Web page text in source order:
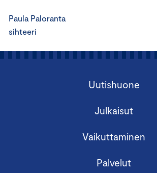
Paula Paloranta
sihteeri
Uutishuone
Julkaisut
Vaikuttaminen
Palvelut